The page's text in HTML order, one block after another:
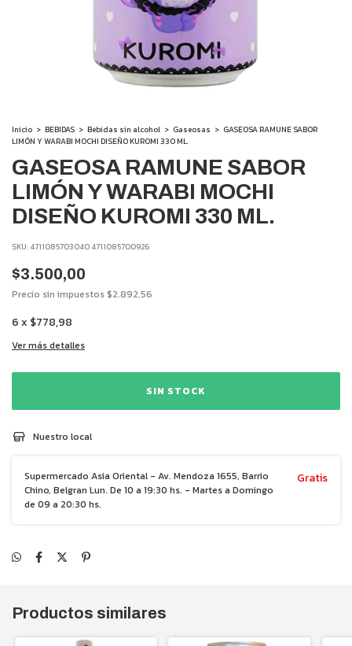
Inicio > BEBIDAS > Bebidas sin alcohol > Gaseosas > GASEOSA RAMUNE SABOR
LIMÓN Y WARABI MOCHI DISEÑO KUROMI 330 ML.
GASEOSA RAMUNE SABOR
LIMÓN Y WARABI MOCHI
DISEÑO KUROMI 330 ML.
SKU: 4711085703040 4711085700926
$3.500,00
Precio sin impuestos$2.892,56
6x $778,98
Ver más detalles
Nuestro local
Supermercado Asia Oriental - Av. Mendoza 1655, Barrio
Chino, Belgran Lun. De 10 a 19:30 hs. - Martes a Domingo
de 09 a 20:30 hs.
Gratis
Productos similares